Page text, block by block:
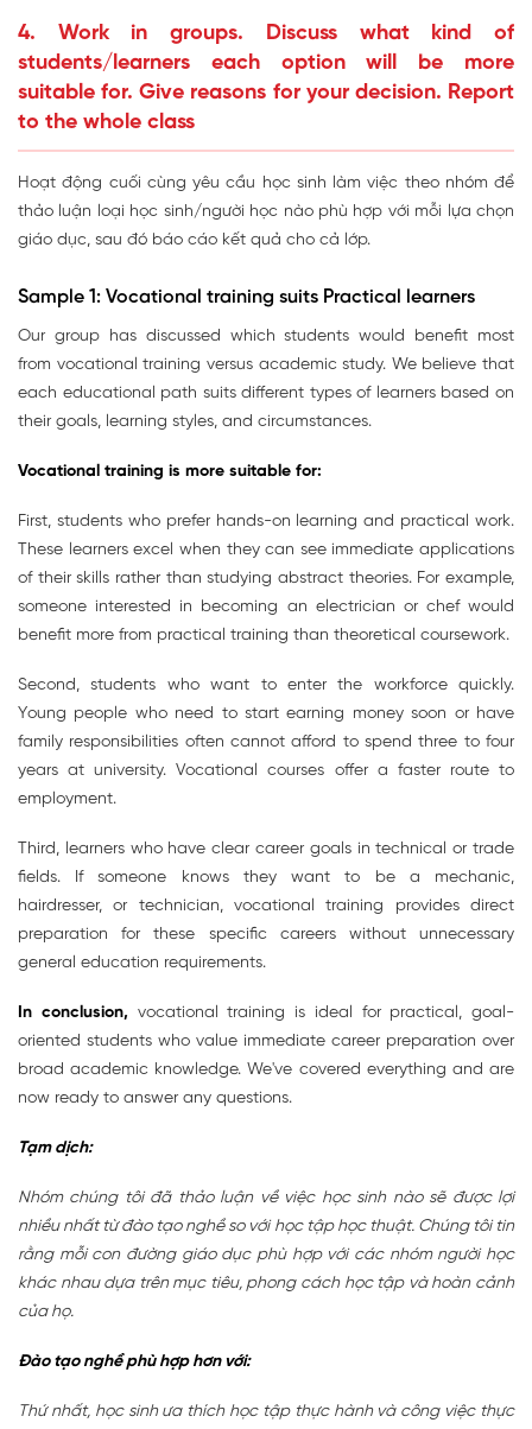
4. Work in groups. Discuss what kind of
students/learners each option will be more
suitable for. Give reasons for your decision. Report
to the whole class
Hoạt động cuối cùng yêu cầu học sinh làm việc theo nhóm để
thảo luận loại học sinh/người học nào phù hợp với mỗi lựa chọn
giáo dục, sau đó báo cáo kết quả cho cả lớp.
Sample 1: Vocational training suits Practical learners
Our group has discussed which students would benefit most
from vocational training versus academic study. We believe that
each educational path suits different types of learners based on
their goals, learning styles, and circumstances.
Vocational training is more suitable for:
First, students who prefer hands-on learning and practical work.
These learners excel when they can see immediate applications
of their skills rather than studying abstract theories. For example,
someone interested in becoming an electrician or chef would
benefit more from practical training than theoretical coursework.
Second, students who want to enter the workforce quickly.
Young people who need to start earning money soon or have
family responsibilities often cannot afford to spend three to four
years at university. Vocational courses offer a faster route to
employment.
Third, learners who have clear career goals in technical or trade
fields. If someone knows they want to be a mechanic,
hairdresser, or technician, vocational training provides direct
preparation for these specific careers without unnecessary
general education requirements.
In conclusion, vocational training is ideal for practical, goal-
oriented students who value immediate career preparation over
broad academic knowledge. We've covered everything and are
now ready to answer any questions.
Tạm dịch:
Nhóm chúng tôi đã thảo luận về việc học sinh nào sẽ được lợi
nhiều nhất từ đào tạo nghề so với học tập học thuật. Chúng tôi tin
rằng mỗi con đường giáo dục phù hợp với các nhóm người học
khác nhau dựa trên mục tiêu, phong cách học tập và hoàn cảnh
của họ.
Đào tạo nghề phù hợp hơn với:
Thứ nhất, học sinh ưa thích học tập thực hành và công việc thực